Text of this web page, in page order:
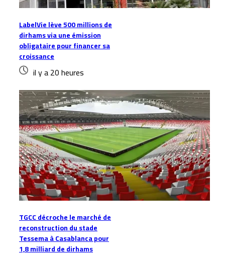
LabelVie lève 500 millions de
dirhams via une émission
obligataire pour financer sa
croissance
il y a 20 heures
TGCC décroche le marché de
reconstruction du stade
Tessema à Casablanca pour
1,8 milliard de dirhams